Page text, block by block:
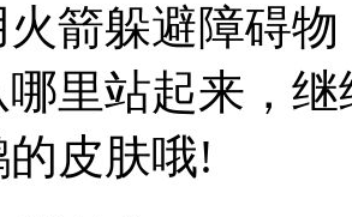
箭躲避障碍
里站起来，
皮肤哦!